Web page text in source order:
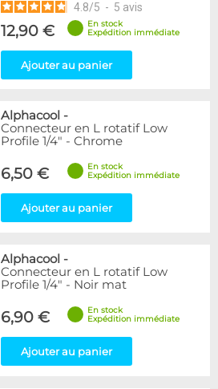
4.8/5 - 5 avis
12,90 €
En stock
Expédition immédiate
Ajouter au panier
Alphacool -
Connecteur en L rotatif Low
Profile 1/4" - Chrome
6,50 €
En stock
Expédition immédiate
Ajouter au panier
Alphacool -
Connecteur en L rotatif Low
Profile 1/4" - Noir mat
6,90 €
En stock
Expédition immédiate
Ajouter au panier